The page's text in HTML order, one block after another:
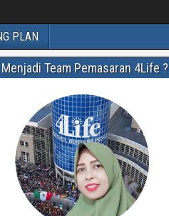
PLAN
Team Pemasaran 4Life ?